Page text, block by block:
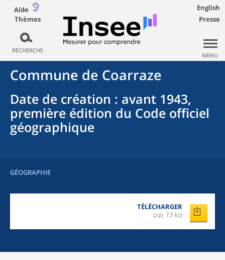
Aide
Thèmes
RECHERCHE
English
Presse
MENU
Commune de Coarraze
Date de création : avant 1943,
première édition du Code officiel
géographique
GÉOGRAPHIE
TÉLÉCHARGER
(zip, 13 ko)